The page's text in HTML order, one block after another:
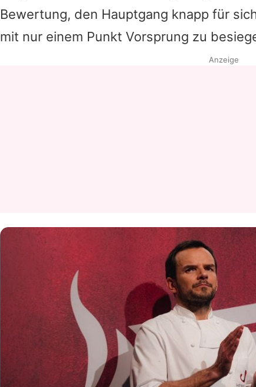
Bewertung, den Hauptgang knapp für
mit nur einem Punkt Vorsprung zu
Anzeige